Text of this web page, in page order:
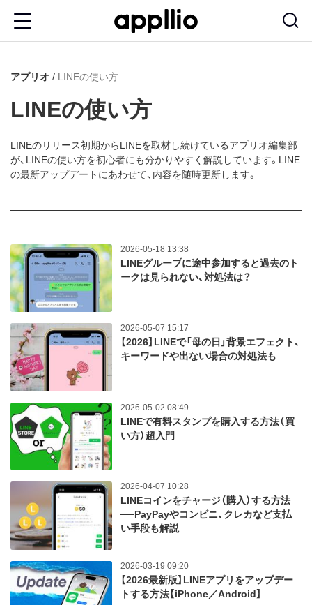
ツ
移
アプリオ LINEの使い方
LINEの使い方
LINEのリリース初期からLINEを取材し続けているアプリオ編集部
が、LINEの使い方を初心者にも分かりやすく解説しています。LINE
の最新アップデートにあわせて、内容を随時更新します。
2026-05-18 13:38
LINEグループに途中参加すると過去のト
ークは見られない、対処法は？
2026-05-07 15:17
【2026】LINEで「母の日」背景エフェクト、
キーワードや出ない場合の対処法も
2026-05-02 08:49
LINEで有料スタンプを購入する方法（買
い方）超入門
2026-04-07 10:28
LINEコインをチャージ（購入）する方法
──PayPayやコンビニ、クレカなど支払
い手段も解説
2026-03-19 09:20
【2026最新版】LINEアプリをアップデー
トする方法【iPhone／Android】